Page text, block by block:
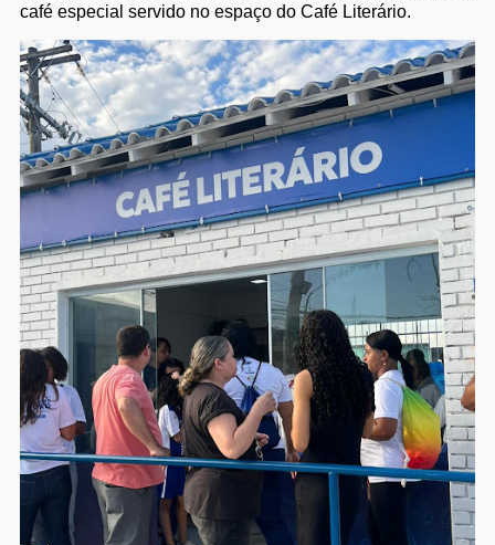
café especial servido no espaço do Café Literário.